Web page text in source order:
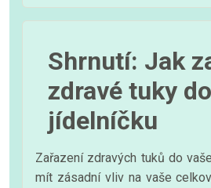
Shrnutí: Jak
zdravé tuky do
jídelníčku
Zařazení zdravých tuků do
mít zásadní vliv na vaše